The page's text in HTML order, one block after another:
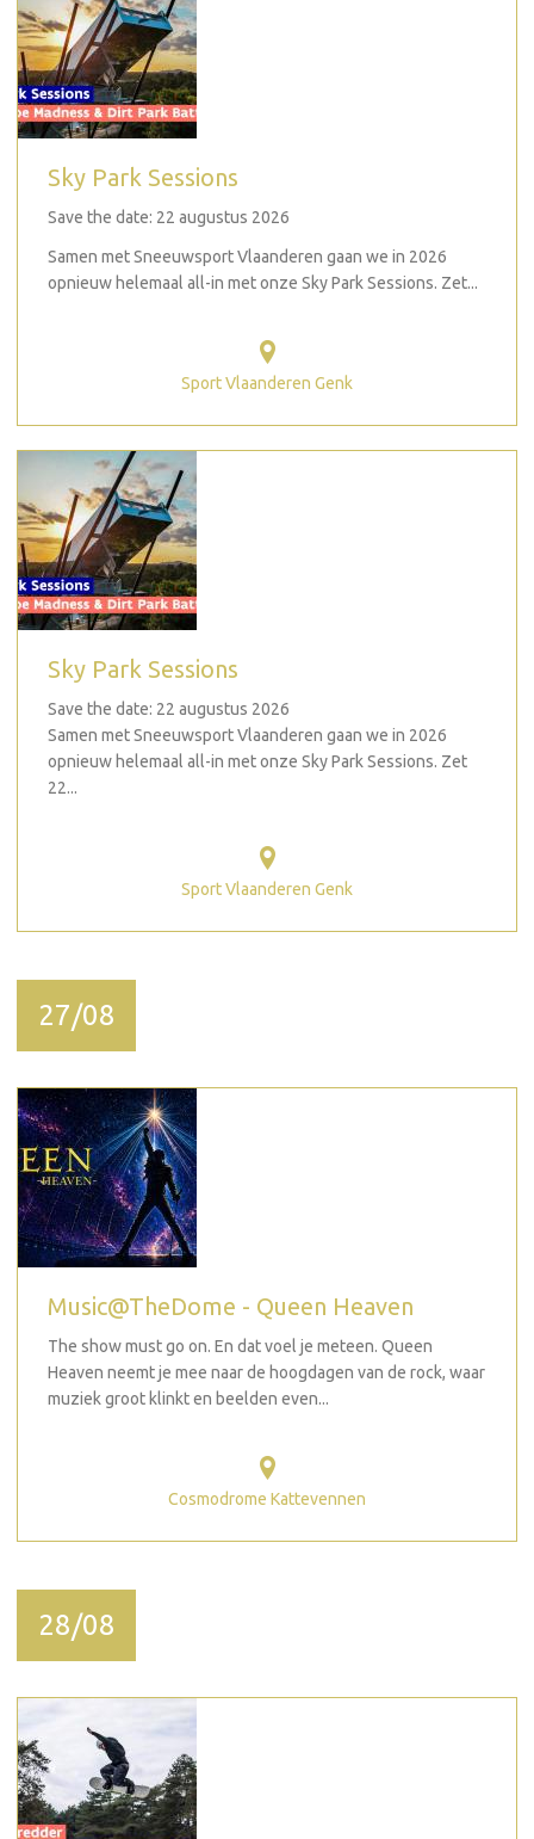
Sky Park Sessions
Save the date: 22 augustus 2026
Samen met Sneeuwsport Vlaanderen gaan we in 2026
opnieuw helemaal all-in met onze Sky Park Sessions. Zet...
Sport Vlaanderen Genk
Sky Park Sessions
Save the date: 22 augustus 2026
Samen met Sneeuwsport Vlaanderen gaan we in 2026
opnieuw helemaal all-in met onze Sky Park Sessions. Zet
22...
Sport Vlaanderen Genk
27/08
Music@TheDome - Queen Heaven
The show must go on. En dat voel je meteen. Queen
Heaven neemt je mee naar de hoogdagen van de rock, waar
muziek groot klinkt en beelden even...
Cosmodrome Kattevennen
28/08